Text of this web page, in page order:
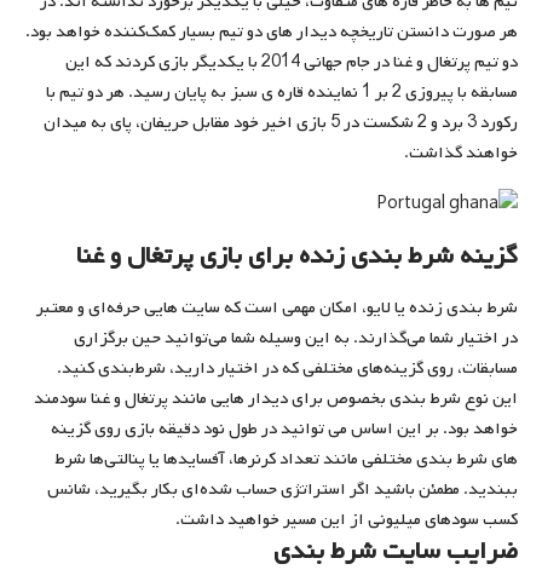
هر صورت دانستن تاریخچه دیدار های دو تیم بسیار کمک‌کننده خواهد بود.
دو تیم پرتغال و غنا در جام جهانی 2014 با یکدیگر بازی کردند که این
مسابقه با پیروزی 2 بر 1 نماینده قاره ی سبز به پایان رسید. هر دو تیم با
رکورد 3 برد و 2 شکست در 5 بازی اخیر خود مقابل حریفان، پای به میدان
خواهند گذاشت.
گزینه شرط بندی زنده برای بازی پرتغال و غنا
شرط بندی زنده یا لایو، امکان مهمی است که سایت‌ هایی حرفه‌ای و معتبر
در اختیار شما می‌گذارند. به این وسیله شما می‌توانید حین برگزاری
مسابقات، روی گزینه‌های مختلفی که در اختیار دارید، شرط‌بندی کنید.
این نوع شرط بندی بخصوص برای دیدار هایی مانند پرتغال و غنا سودمند
خواهد بود. بر این اساس می ‌توانید در طول نود دقیقه بازی روی گزینه‌
های شرط بندی مختلفی مانند تعداد کرنرها، آفسایدها یا پنالتی‌ها شرط
ببندید. مطمئن باشید اگر استراتژی حساب ‌شده‌ای بکار بگیرید، شانس
کسب سودهای میلیونی از این مسیر خواهید داشت.
ضرایب سایت شرط بندی